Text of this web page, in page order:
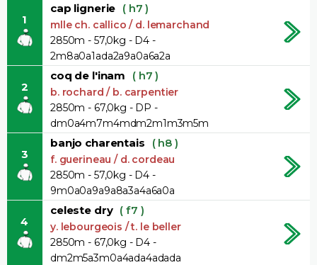
1
cap lignerie ( h7 )
mlle ch. callico / d. lemarchand
2850m - 57,0kg - D4 -
2m8a0a1ada2a9a0a6a2a
2
coq de l'inam ( h7 )
b. rochard / b. carpentier
2850m - 67,0kg - DP -
dm0a4m7m4mdm2m1m3m5m
3
banjo charentais ( h8 )
f. guerineau / d. cordeau
2850m - 57,0kg - D4 -
9m0a0a9a9a8a3a4a6a0a
4
celeste dry ( f7 )
y. lebourgeois / t. le beller
2850m - 67,0kg - D4 -
dm2m5a3m0a4ada4adada